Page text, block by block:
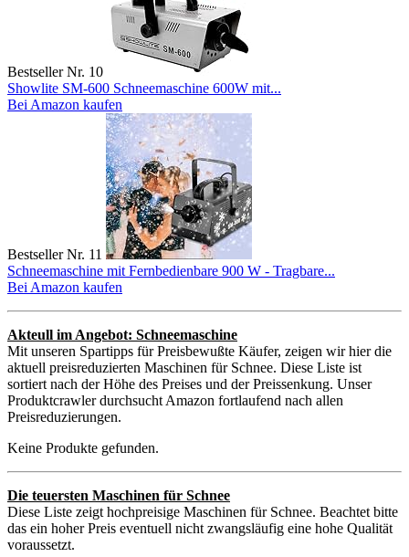
Bestseller Nr. 10
Showlite SM-600 Schneemaschine 600W mit...
Bei Amazon kaufen
Bestseller Nr. 11
Schneemaschine mit Fernbedienbare 900 W - Tragbare...
Bei Amazon kaufen
Akteull im Angebot: Schneemaschine
Mit unseren Spartipps für Preisbewußte Käufer, zeigen wir hier die
aktuell preisreduzierten Maschinen für Schnee. Diese Liste ist
sortiert nach der Höhe des Preises und der Preissenkung. Unser
Produktcrawler durchsucht Amazon fortlaufend nach allen
Preisreduzierungen.
Keine Produkte gefunden.
Die teuersten Maschinen für Schnee
Diese Liste zeigt hochpreisige Maschinen für Schnee. Beachtet bitte
das ein hoher Preis eventuell nicht zwangsläufig eine hohe Qualität
voraussetzt.